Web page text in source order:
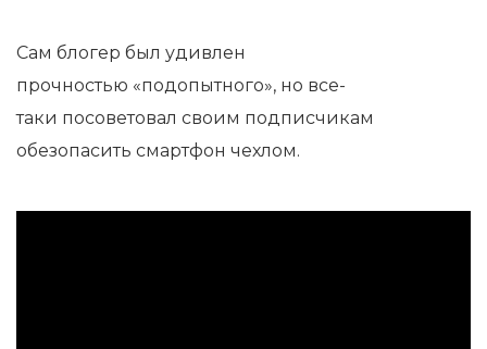
Сам блогер был удивлен
прочностью «подопытного», но все-
таки посоветовал своим подписчикам
обезопасить смартфон чехлом.